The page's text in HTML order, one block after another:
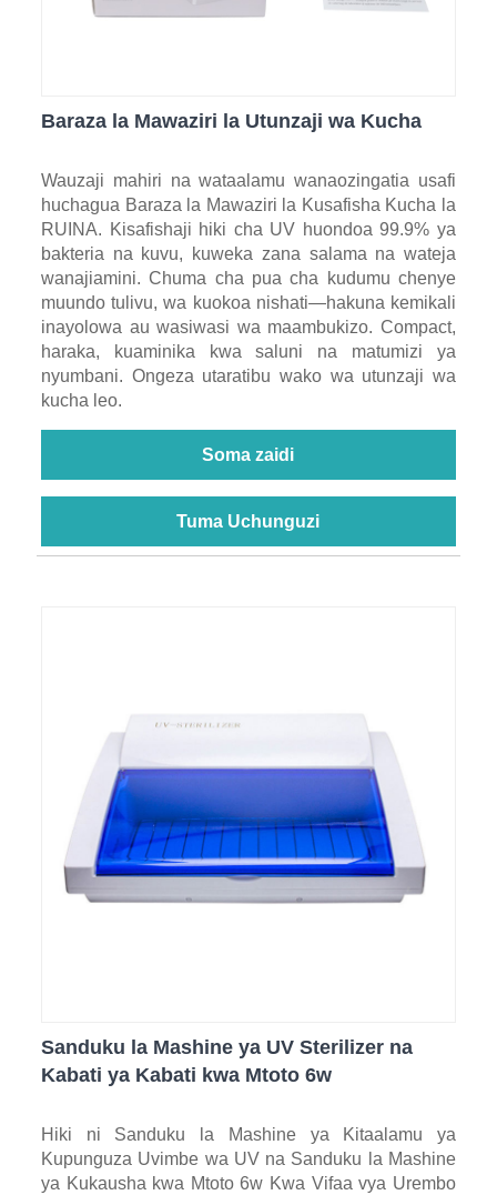
Baraza la Mawaziri la Utunzaji wa Kucha
Wauzaji mahiri na wataalamu wanaozingatia usafi
huchagua Baraza la Mawaziri la Kusafisha Kucha la
RUINA. Kisafishaji hiki cha UV huondoa 99.9% ya
bakteria na kuvu, kuweka zana salama na wateja
wanajiamini. Chuma cha pua cha kudumu chenye
muundo tulivu, wa kuokoa nishati—hakuna kemikali
inayolowa au wasiwasi wa maambukizo. Compact,
haraka, kuaminika kwa saluni na matumizi ya
nyumbani. Ongeza utaratibu wako wa utunzaji wa
kucha leo.
Soma zaidi
Tuma Uchunguzi
Sanduku la Mashine ya UV Sterilizer na
Kabati ya Kabati kwa Mtoto 6w
Hiki ni Sanduku la Mashine ya Kitaalamu ya
Kupunguza Uvimbe wa UV na Sanduku la Mashine
ya Kukausha kwa Mtoto 6w Kwa Vifaa vya Urembo